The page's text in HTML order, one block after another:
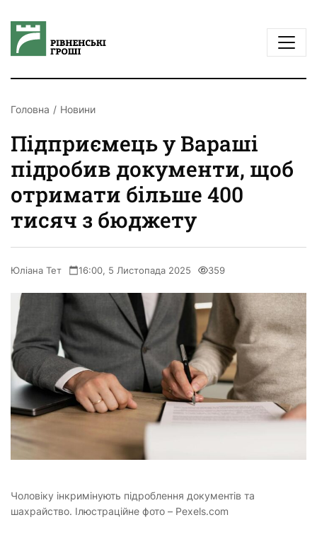
Головна Новини
Підприємець у Вараші
підробив документи, щоб
отримати більше 400
тисяч з бюджету
Юліана Тет 16:00, 5 Листопада 2025 359
Чоловіку інкримінують підроблення документів та
шахрайство. Ілюстраційне фото – Pexels.com